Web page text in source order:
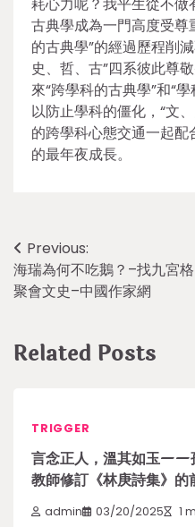
古典學成為一門高度受尊
的古典學”的經過歷程削
史、哲、古”四系彼此尊
來“跨學科的古典學”和“
以防止學科的僵化，“文
的跨學科心態交通一起
的最年夜成長。
Post
navigation
Previous:
海瑞為何不吃鵝？–找九宮格
聚會文史–中國作家網
Related Posts
TRIGGER
言念正人，溫其如玉——
教師修訂《林庚詩集》
admin 03/20/2025 1